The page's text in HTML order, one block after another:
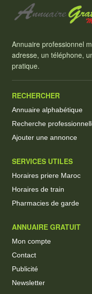
Annuaire professionnel
adresse, un téléphone,
pratique.
RECHERCHER
Annuaire alphabétique
Recherche
Ajouter une annonce
SERVICES UTILES
Horaires priere Maroc
Horaires de train
Pharmacies de garde
ANNUAIRE GRATUIT
Mon compte
Contact
Publicité
Newsletter